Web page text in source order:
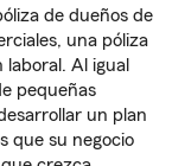
de dueños de
una póliza
Al igual
pequeñas
un plan
que su negocio